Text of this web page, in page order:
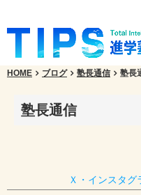
HOME ブログ 塾長通信 塾長
塾長通信
Ｘ・インスタグ